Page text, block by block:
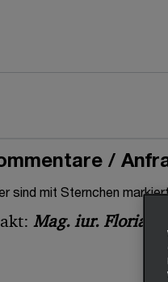
/
sind mit Sternchen
Mag. iur. Florian